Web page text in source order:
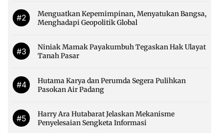
#2
Menguatkan Kepemimpinan, Menyatukan Bangsa,
Menghadapi Geopolitik Global
#3
Niniak Mamak Payakumbuh Tegaskan Hak Ulayat
Tanah Pasar
#4
Hutama Karya dan Perumda Segera Pulihkan
Pasokan Air Padang
#5
Harry Ara Hutabarat Jelaskan Mekanisme
Penyelesaian Sengketa Informasi